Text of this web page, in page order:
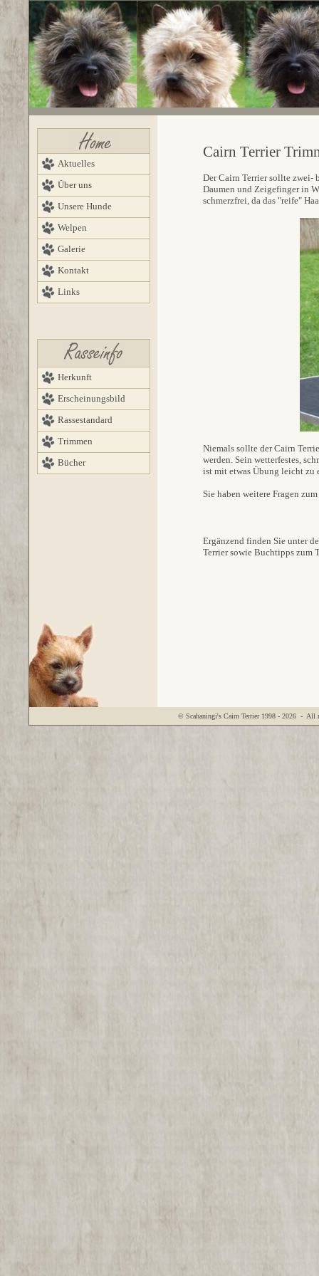
Aktuelles
Über uns
Unsere Hunde
Welpen
Galerie
Kontakt
Links
Herkunft
Erscheinungsbild
Rassestandard
Trimmen
Bücher
Cairn Terrier
Der Cairn Terrier sollte zwei-
Daumen und Zeigefinger in
schmerzfrei, da das "reife"
Niemals sollte der Cairn
werden. Sein wetterfestes,
ist mit etwas Übung leicht zu
Sie haben weitere Fragen
Ergänzend finden Sie unter
Terrier sowie Buchtipps zum
© Scahaningi's Cairn Terrier 1998 - 2026 - All